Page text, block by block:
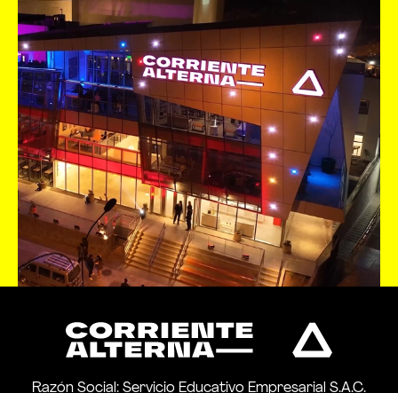
Razón Social: Servicio Educativo Empresarial S.A.C.